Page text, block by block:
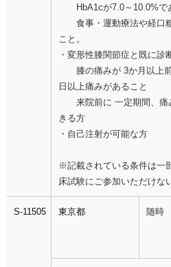
HbA1cが7.0～10.0%で
食事・運動療法や経口糖
こと。
・変形性膝関節症と既に
膝の痛みが 3か月以上前
日以上痛みがあること
来院前に 一定期間、痛
きる方
・自己注射が可能な方
※記載されている条件は一
床試験にご参加いただけな
S-11505 東京都 随時